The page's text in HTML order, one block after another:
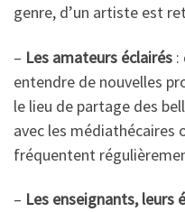
genre, d’un artiste est
– Les amateurs éclairés :
entendre de nouvelles
le lieu de partage des
avec les médiathécaires
fréquentent
– Les enseignants, leurs